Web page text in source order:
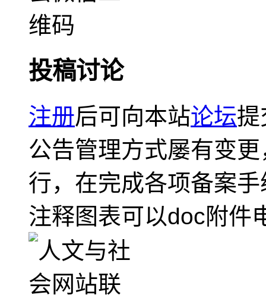
投稿讨论
注册后可向本站论坛提
公告管理方式屡有变
行，在完成各项备案
注释图表可以doc附件